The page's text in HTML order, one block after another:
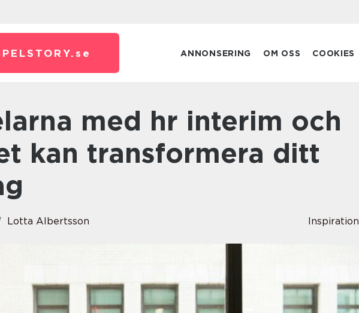
se ANNONSERING OM OSS COOKIES
kan transformera ditt
Lotta Albertsson Inspiration